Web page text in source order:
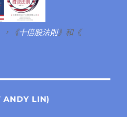
，《十倍股法則》和《
ANDY LIN)